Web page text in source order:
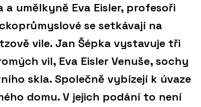
umělkyně Eva Eisler, profesoři
se setkávají na
vile. Jan Šépka vystavuje tři
vil, Eva Eisler Venuše, sochy
skla. Společně vybízejí k úvaze
domu. V jejich podání to není